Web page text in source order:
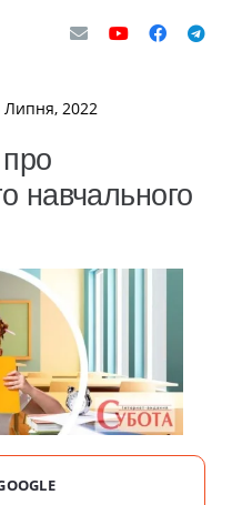
Липня, 2022
навчального